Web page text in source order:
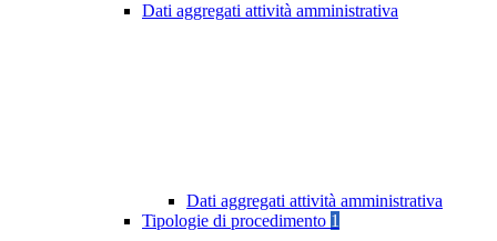
Dati aggregati attività amministrativa
Dati aggregati attività amministrativa
Tipologie di procedimento 1